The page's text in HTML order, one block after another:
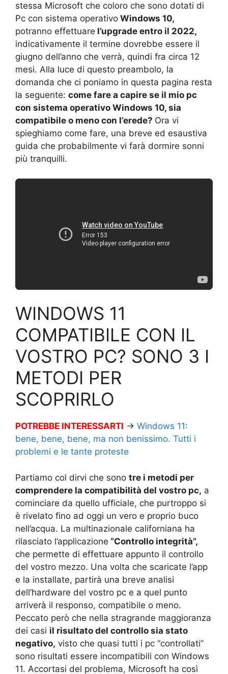
stessa Microsoft che coloro che sono dotati di
Pc con sistema operativo Windows 10,
potranno effettuare l’upgrade entro il 2022,
indicativamente il termine dovrebbe essere il
giugno dell’anno che verrà, quindi fra circa 12
mesi. Alla luce di questo preambolo, la
domanda che ci poniamo in questa pagina resta
la seguente: come fare a capire se il mio pc
con sistema operativo Windows 10, sia
compatibile o meno con l’erede? Ora vi
spieghiamo come fare, una breve ed esaustiva
guida che probabilmente vi farà dormire sonni
più tranquilli.
WINDOWS 11
COMPATIBILE CON IL
VOSTRO PC? SONO 3 I
METODI PER
SCOPRIRLO
POTREBBE INTERESSARTI → Windows 11:
bene, bene, bene, ma non benissimo. Tutti i
problemi e le tante proteste
Partiamo col dirvi che sono tre i metodi per
comprendere la compatibilità del vostro pc, a
cominciare da quello ufficiale, che purtroppo si
è rivelato fino ad oggi un vero e proprio buco
nell’acqua. La multinazionale californiana ha
rilasciato l’applicazione “Controllo integrità”,
che permette di effettuare appunto il controllo
del vostro mezzo. Una volta che scaricate l’app
e la installate, partirà una breve analisi
dell’hardware del vostro pc e a quel punto
arriverà il responso, compatibile o meno.
Peccato però che nella stragrande maggioranza
dei casi il risultato del controllo sia stato
negativo, visto che quasi tutti i pc “controllati”
sono risultati essere incompatibili con Windows
11. Accortasi del problema, Microsoft ha così